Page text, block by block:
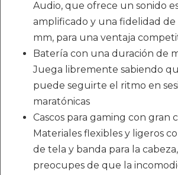
Audio, que ofrece un sonido
amplificado y una fidelidad de
mm, para una ventaja
Batería con una duración de
Juega libremente sabiendo
puede seguirte el ritmo en
maratónicas
Cascos para gaming con gran
Materiales flexibles y ligeros
de tela y banda para la
preocupes de que la